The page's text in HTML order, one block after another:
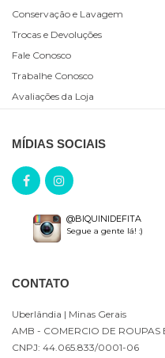
Conservação e Lavagem
Trocas e Devoluções
Fale Conosco
Trabalhe Conosco
Avaliações da Loja
MÍDIAS SOCIAIS
@BIQUINIDEFITA
Segue a gente lá! :)
CONTATO
Uberlândia | Minas Gerais
AMB - COMERCIO DE ROUPAS
CNPJ: 44.065.833/0001-06